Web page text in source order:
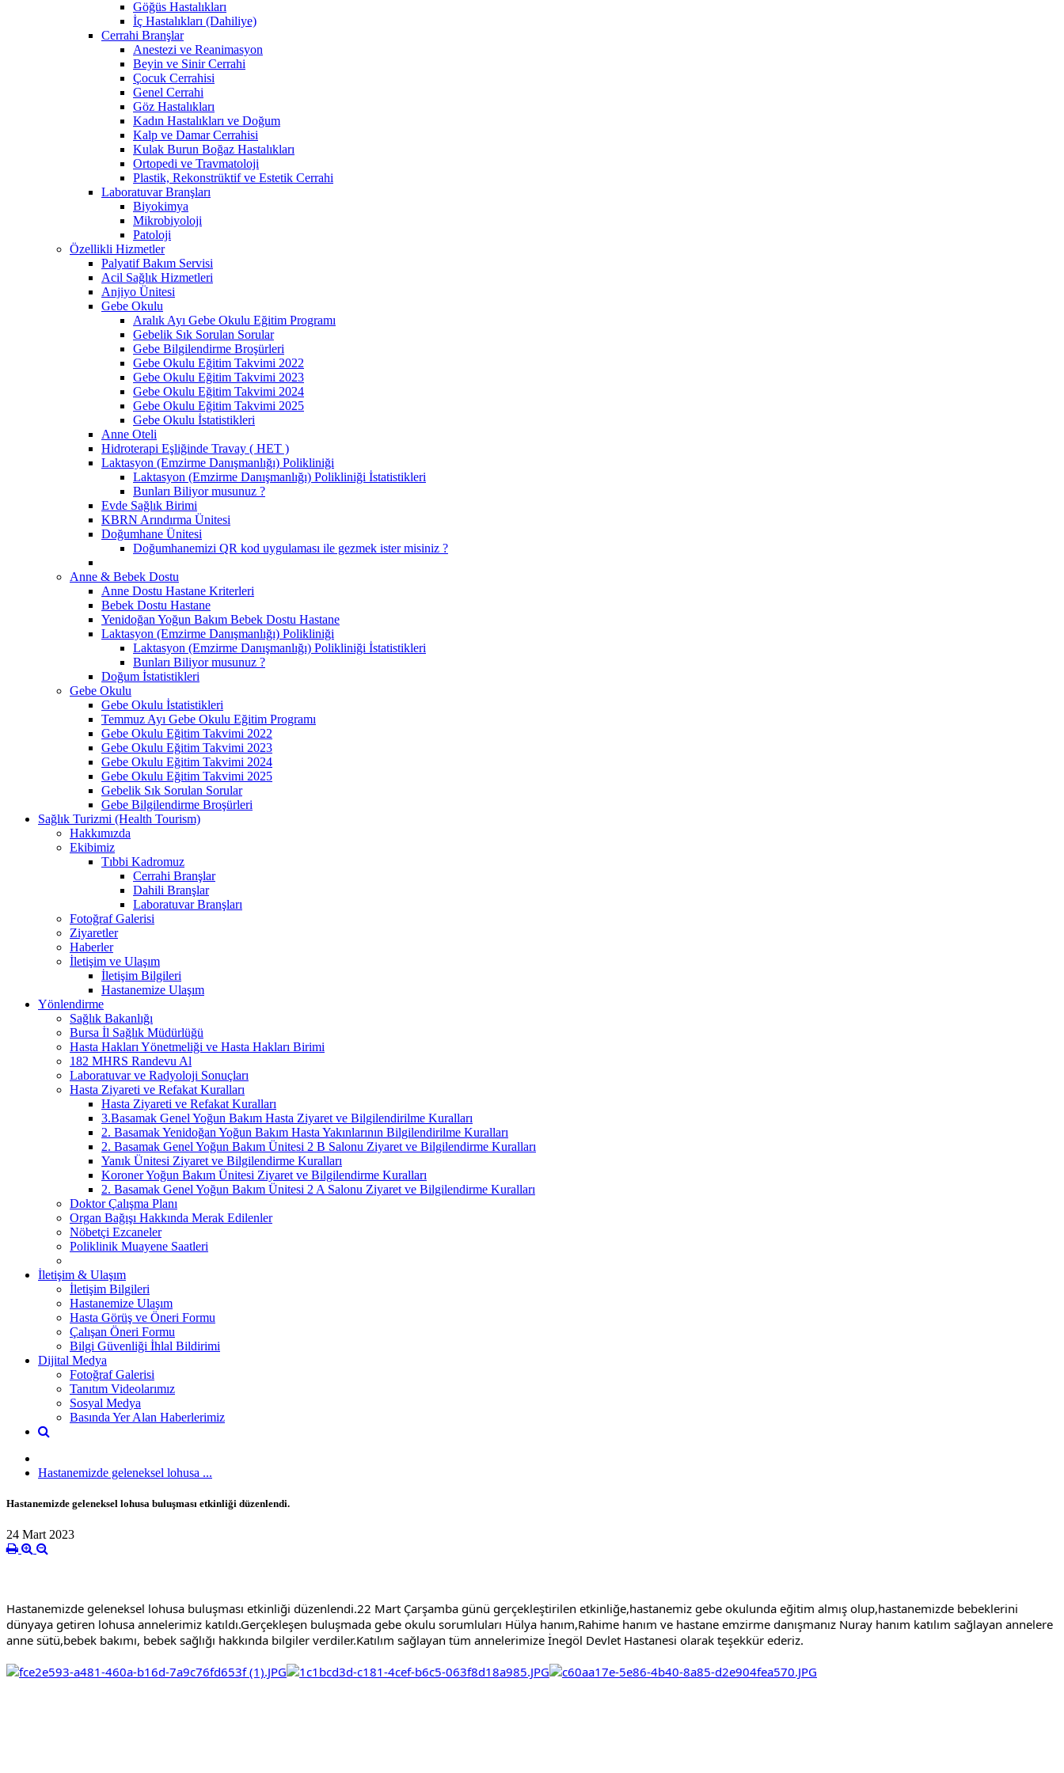
Göğüs Hastalıkları
İç Hastalıkları (Dahiliye)
Cerrahi Branşlar
Anestezi ve Reanimasyon
Beyin ve Sinir Cerrahi
Çocuk Cerrahisi
Genel Cerrahi
Göz Hastalıkları
Kadın Hastalıkları ve Doğum
Kalp ve Damar Cerrahisi
Kulak Burun Boğaz Hastalıkları
Ortopedi ve Travmatoloji
Plastik, Rekonstrüktif ve Estetik Cerrahi
Laboratuvar Branşları
Biyokimya
Mikrobiyoloji
Patoloji
Özellikli Hizmetler
Palyatif Bakım Servisi
Acil Sağlık Hizmetleri
Anjiyo Ünitesi
Gebe Okulu
Aralık Ayı Gebe Okulu Eğitim Programı
Gebelik Sık Sorulan Sorular
Gebe Bilgilendirme Broşürleri
Gebe Okulu Eğitim Takvimi 2022
Gebe Okulu Eğitim Takvimi 2023
Gebe Okulu Eğitim Takvimi 2024
Gebe Okulu Eğitim Takvimi 2025
Gebe Okulu İstatistikleri
Anne Oteli
Hidroterapi Eşliğinde Travay ( HET )
Laktasyon (Emzirme Danışmanlığı) Polikliniği
Laktasyon (Emzirme Danışmanlığı) Polikliniği İstatistikleri
Bunları Biliyor musunuz ?
Evde Sağlık Birimi
KBRN Arındırma Ünitesi
Doğumhane Ünitesi
Doğumhanemizi QR kod uygulaması ile gezmek ister misiniz ?
Anne & Bebek Dostu
Anne Dostu Hastane Kriterleri
Bebek Dostu Hastane
Yenidoğan Yoğun Bakım Bebek Dostu Hastane
Laktasyon (Emzirme Danışmanlığı) Polikliniği
Laktasyon (Emzirme Danışmanlığı) Polikliniği İstatistikleri
Bunları Biliyor musunuz ?
Doğum İstatistikleri
Gebe Okulu
Gebe Okulu İstatistikleri
Temmuz Ayı Gebe Okulu Eğitim Programı
Gebe Okulu Eğitim Takvimi 2022
Gebe Okulu Eğitim Takvimi 2023
Gebe Okulu Eğitim Takvimi 2024
Gebe Okulu Eğitim Takvimi 2025
Gebelik Sık Sorulan Sorular
Gebe Bilgilendirme Broşürleri
Sağlık Turizmi (Health Tourism)
Hakkımızda
Ekibimiz
Tıbbi Kadromuz
Cerrahi Branşlar
Dahili Branşlar
Laboratuvar Branşları
Fotoğraf Galerisi
Ziyaretler
Haberler
İletişim ve Ulaşım
İletişim Bilgileri
Hastanemize Ulaşım
Yönlendirme
Sağlık Bakanlığı
Bursa İl Sağlık Müdürlüğü
Hasta Hakları Yönetmeliği ve Hasta Hakları Birimi
182 MHRS Randevu Al
Laboratuvar ve Radyoloji Sonuçları
Hasta Ziyareti ve Refakat Kuralları
Hasta Ziyareti ve Refakat Kuralları
3.Basamak Genel Yoğun Bakım Hasta Ziyaret ve Bilgilendirilme Kuralları
2. Basamak Yenidoğan Yoğun Bakım Hasta Yakınlarının Bilgilendirilme Kuralları
2. Basamak Genel Yoğun Bakım Ünitesi 2 B Salonu Ziyaret ve Bilgilendirme Kuralları
Yanık Ünitesi Ziyaret ve Bilgilendirme Kuralları
Koroner Yoğun Bakım Ünitesi Ziyaret ve Bilgilendirme Kuralları
2. Basamak Genel Yoğun Bakım Ünitesi 2 A Salonu Ziyaret ve Bilgilendirme Kuralları
Doktor Çalışma Planı
Organ Bağışı Hakkında Merak Edilenler
Nöbetçi Ezcaneler
Poliklinik Muayene Saatleri
İletişim & Ulaşım
İletişim Bilgileri
Hastanemize Ulaşım
Hasta Görüş ve Öneri Formu
Çalışan Öneri Formu
Bilgi Güvenliği İhlal Bildirimi
Dijital Medya
Fotoğraf Galerisi
Tanıtım Videolarımız
Sosyal Medya
Basında Yer Alan Haberlerimiz
Hastanemizde geleneksel lohusa ...
Hastanemizde geleneksel lohusa buluşması etkinliği düzenlendi.
24 Mart 2023
Hastanemizde geleneksel lohusa buluşması etkinliği düzenlendi.22 Mart Çarşamba günü gerçekleştirilen etkinliğe,hastanemiz gebe okulunda eğitim almış olup,hastanemizde bebeklerini
dünyaya getiren lohusa annelerimiz katıldı.Gerçekleşen buluşmada gebe okulu sorumluları Hülya hanım,Rahime hanım ve hastane emzirme danışmanız Nuray hanım katılım sağlayan annelere
anne sütü,bebek bakımı, bebek sağlığı hakkında bilgiler verdiler.Katılım sağlayan tüm annelerimize İnegöl Devlet Hastanesi olarak teşekkür ederiz.